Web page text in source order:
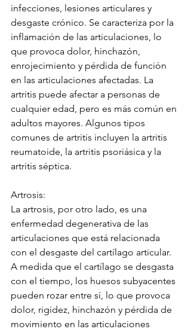
infecciones, lesiones articulares y
desgaste crónico. Se caracteriza por la
inflamación de las articulaciones, lo
que provoca dolor, hinchazón,
enrojecimiento y pérdida de función
en las articulaciones afectadas. La
artritis puede afectar a personas de
cualquier edad, pero es más común en
adultos mayores. Algunos tipos
comunes de artritis incluyen la artritis
reumatoide, la artritis psoriásica y la
artritis séptica.
Artrosis:
La artrosis, por otro lado, es una
enfermedad degenerativa de las
articulaciones que está relacionada
con el desgaste del cartílago articular.
A medida que el cartílago se desgasta
con el tiempo, los huesos subyacentes
pueden rozar entre sí, lo que provoca
dolor, rigidez, hinchazón y pérdida de
movimiento en las articulaciones